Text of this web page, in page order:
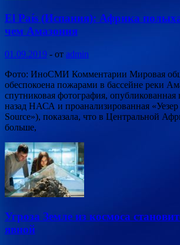
El País (Испания): Африка
чем Амазония
01.09.2019 - от admin
Фото: ИноСМИ Комментарии Мировая
обеспокоена пожарами в бассейне реки
спутниковая фотография, опубликованная
назад НАСА и проанализированная «Уезер
Source»), показала, что в Центральной
больше,
Угроза Земле из космоса
явной